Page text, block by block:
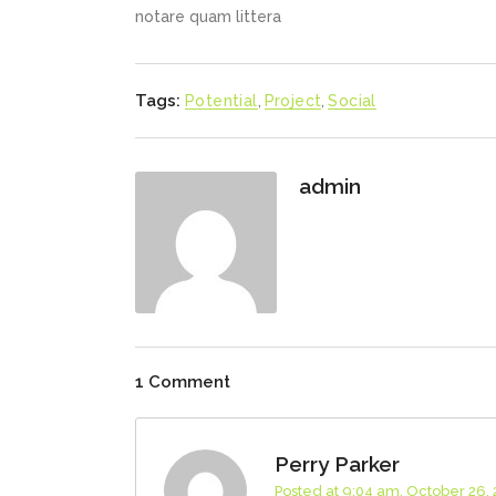
notare quam littera
Tags: Potential Project Social
admin
1 Comment
Perry Parker
Posted at 9:04 am, October 26,